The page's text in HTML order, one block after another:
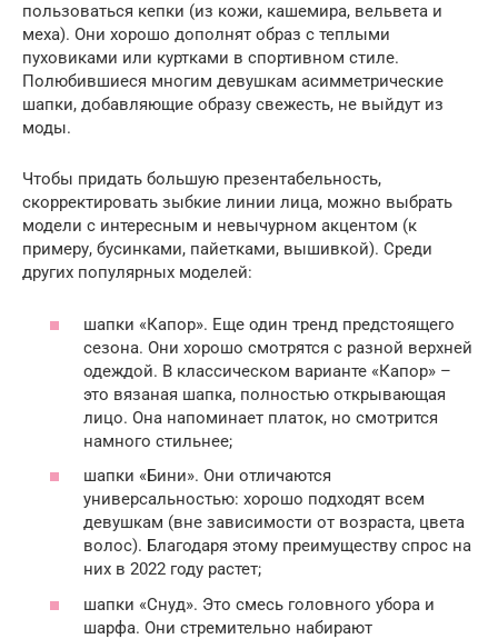
пользоваться кепки (из кожи, кашемира, вельвета и
меха). Они хорошо дополнят образ с теплыми
пуховиками или куртками в спортивном стиле.
Полюбившиеся многим девушкам асимметрические
шапки, добавляющие образу свежесть, не выйдут из
моды.
Чтобы придать большую презентабельность,
скорректировать зыбкие линии лица, можно выбрать
модели с интересным и невычурном акцентом (к
примеру, бусинками, пайетками, вышивкой). Среди
других популярных моделей:
шапки «Капор». Еще один тренд предстоящего
сезона. Они хорошо смотрятся с разной верхней
одеждой. В классическом варианте «Капор» –
это вязаная шапка, полностью открывающая
лицо. Она напоминает платок, но смотрится
намного стильнее;
шапки «Бини». Они отличаются
универсальностью: хорошо подходят всем
девушкам (вне зависимости от возраста, цвета
волос). Благодаря этому преимуществу спрос на
них в 2022 году растет;
шапки «Снуд». Это смесь головного убора и
шарфа. Они стремительно набирают